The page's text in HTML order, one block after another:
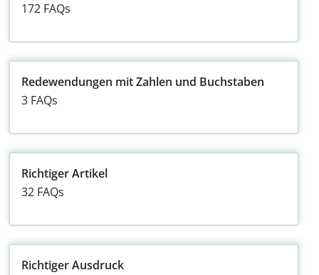
172 FAQs
Redewendungen mit Zahlen und Buchstaben
3 FAQs
Richtiger Artikel
32 FAQs
Richtiger Ausdruck